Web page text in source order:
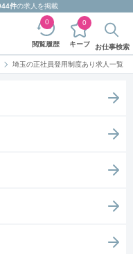
件の求人を掲載
閲覧履歴
0
キープ
0
お仕事検索
埼玉の正社員登用制度あり求人一覧